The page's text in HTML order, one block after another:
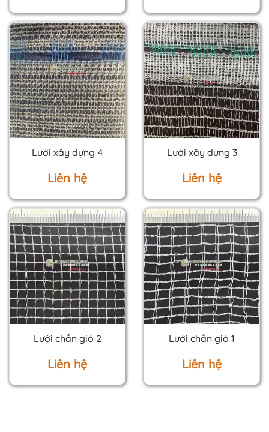
Lưới xây dựng 4
Liên hệ
Lưới xây dựng 3
Liên hệ
Lưới chắn gió 2
Liên hệ
Lưới chắn gió 1
Liên hệ